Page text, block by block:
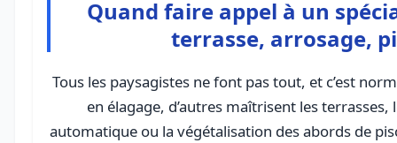
Quand faire appel à un
terrasse, arrosage,
Tous les paysagistes ne font pas tout, et c’est
en élagage, d’autres maîtrisent les terrasses,
automatique ou la végétalisation des abords de